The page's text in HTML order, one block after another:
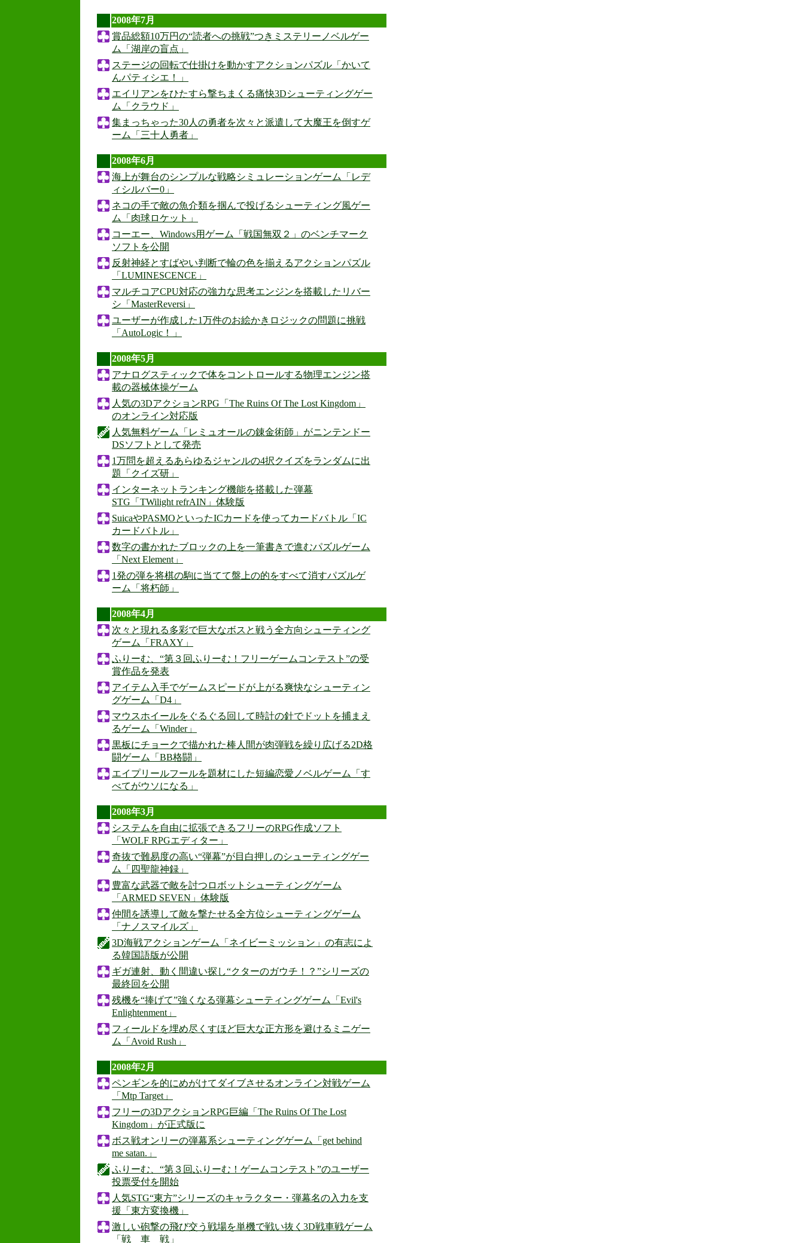
2008年7月
賞品総額10万円の“読者への挑戦”つきミステリーノベルゲー
ム「湖岸の盲点」
ステージの回転で仕掛けを動かすアクションパズル「かいて
んパティシエ！」
エイリアンをひたすら撃ちまくる痛快3Dシューティングゲー
ム「クラウド」
集まっちゃった30人の勇者を次々と派遣して大魔王を倒すゲ
ーム「三十人勇者」
2008年6月
海上が舞台のシンプルな戦略シミュレーションゲーム「レデ
ィシルバー0」
ネコの手で敵の魚介類を掴んで投げるシューティング風ゲー
ム「肉球ロケット」
コーエー、Windows用ゲーム「戦国無双２」のベンチマーク
ソフトを公開
反射神経とすばやい判断で輪の色を揃えるアクションパズル
「LUMINESCENCE」
マルチコアCPU対応の強力な思考エンジンを搭載したリバー
シ「MasterReversi」
ユーザーが作成した1万件のお絵かきロジックの問題に挑戦
「AutoLogic！」
2008年5月
アナログスティックで体をコントロールする物理エンジン搭
載の器械体操ゲーム
人気の3DアクションRPG「The Ruins Of The Lost Kingdom」
のオンライン対応版
人気無料ゲーム「レミュオールの錬金術師」がニンテンドー
DSソフトとして発売
1万問を超えるあらゆるジャンルの4択クイズをランダムに出
題「クイズ研」
インターネットランキング機能を搭載した弾幕
STG「TWilight refrAIN」体験版
SuicaやPASMOといったICカードを使ってカードバトル「IC
カードバトル」
数字の書かれたブロックの上を一筆書きで進むパズルゲーム
「Next Element」
1発の弾を将棋の駒に当てて盤上の的をすべて消すパズルゲ
ーム「将朽師」
2008年4月
次々と現れる多彩で巨大なボスと戦う全方向シューティング
ゲーム「FRAXY」
ふりーむ、“第３回ふりーむ！フリーゲームコンテスト”の受
賞作品を発表
アイテム入手でゲームスピードが上がる爽快なシューティン
グゲーム「D4」
マウスホイールをぐるぐる回して時計の針でドットを捕まえ
るゲーム「Winder」
黒板にチョークで描かれた棒人間が肉弾戦を繰り広げる2D格
闘ゲーム「BB格闘」
エイプリールフールを題材にした短編恋愛ノベルゲーム「す
べてがウソになる」
2008年3月
システムを自由に拡張できるフリーのRPG作成ソフト
「WOLF RPGエディター」
奇抜で難易度の高い“弾幕”が目白押しのシューティングゲー
ム「四聖龍神録」
豊富な武器で敵を討つロボットシューティングゲーム
「ARMED SEVEN」体験版
仲間を誘導して敵を撃たせる全方位シューティングゲーム
「ナノスマイルズ」
3D海戦アクションゲーム「ネイビーミッション」の有志によ
る韓国語版が公開
ギガ連射、動く間違い探し“クターのガウチ！？”シリーズの
最終回を公開
残機を“捧げて”強くなる弾幕シューティングゲーム「Evil's
Enlightenment」
フィールドを埋め尽くすほど巨大な正方形を避けるミニゲー
ム「Avoid Rush」
2008年2月
ペンギンを的にめがけてダイブさせるオンライン対戦ゲーム
「Mtp Target」
フリーの3DアクションRPG巨編「The Ruins Of The Lost
Kingdom」が正式版に
ボス戦オンリーの弾幕系シューティングゲーム「get behind
me satan.」
ふりーむ、“第３回ふりーむ！ゲームコンテスト”のユーザー
投票受付を開始
人気STG“東方”シリーズのキャラクター・弾幕名の入力を支
援「東方変換機」
激しい砲撃の飛び交う戦場を単機で戦い抜く3D戦車戦ゲーム
「戦 車 戦」